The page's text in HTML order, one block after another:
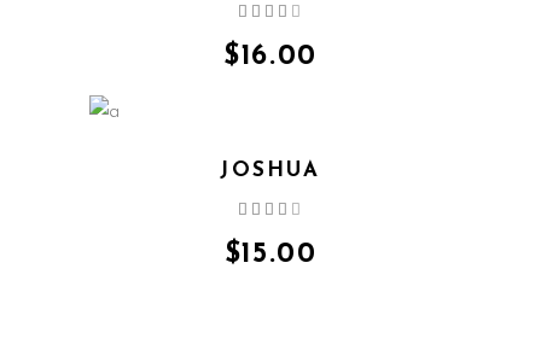
od 5
$16.00
JOSHUA
od 5
$15.00